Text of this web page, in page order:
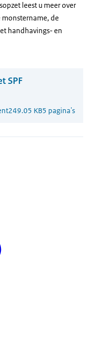
leest u meer over
de
handhavings- en
SPF
249.05 KB5 pagina's